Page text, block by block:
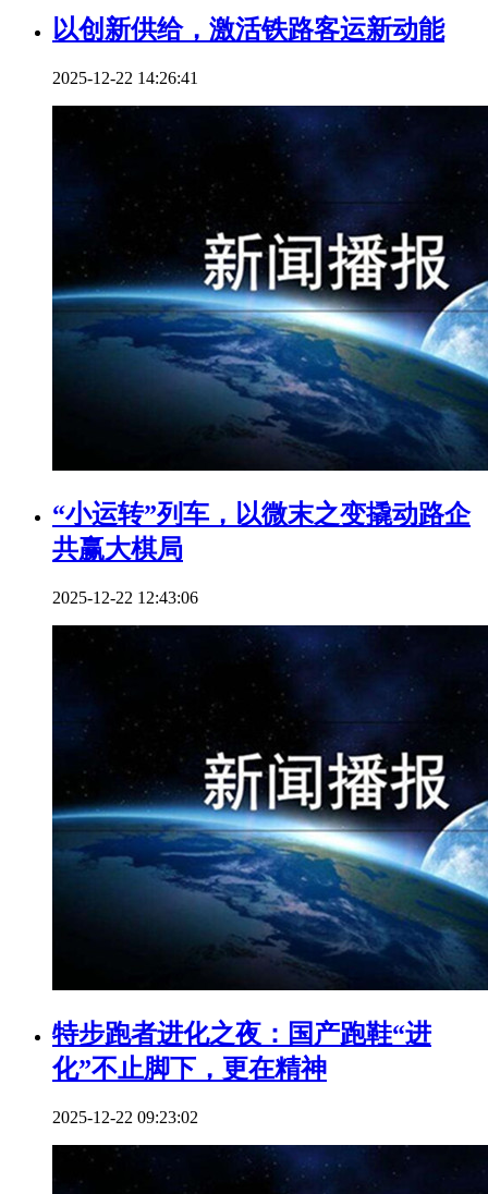
以创新供给，激活铁路客运新动能
2025-12-22 14:26:41
“小运转”列车，以微末之变撬动路企
共赢大棋局
2025-12-22 12:43:06
特步跑者进化之夜：国产跑鞋“进
化”不止脚下，更在精神
2025-12-22 09:23:02